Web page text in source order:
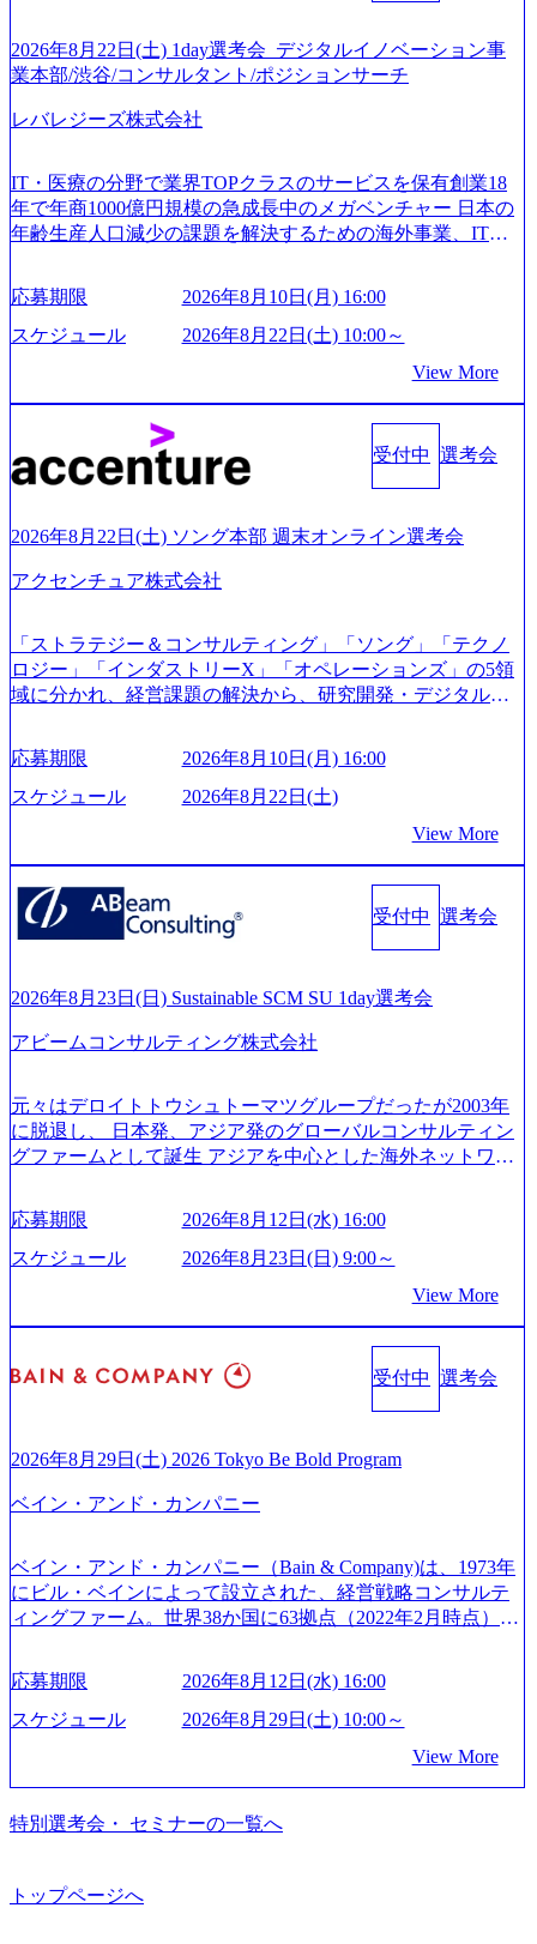
2026年8月22日(土) 1day選考会_デジタルイノベーション事
業本部/渋谷/コンサルタント/ポジションサーチ
レバレジーズ株式会社
IT・医療の分野で業界TOPクラスのサービスを保有創業18
年で年商1000億円規模の急成長中のメガベンチャー 日本の
年齢生産人口減少の課題を解決するための海外事業、IT事
以上の事業を展開する オールインハウスの組織体制をとっ
ており社内で新しい事業開発などの人員調達できる 独立資
本経営をとっており、事業創造の自由度が高い https://storag
s/20240925162633_7242d0de-3e54-4f03-b076-00318d5c0dff_120
0x644.webp レバレジーズ株式会社 会社説明資料 (https://spea
kerdeck.com/leverages/leverages-hui-she-shao-jie-zi-liao-zhong-tu-
cai-yong-xiang-ke) 「働く人」「事業・サービス」「カルチャ
ー」など、レバレジーズのリアルを取り上げています！ (htt
「外国人留学生等受入環境整備事業委託業務」を受託 (http
s://prtimes.jp/main/html/rd/p/000000612.000010591.html) レバレ
ジーズ、モチベーション管理システム「NALYSYS」リリー
m/@leveragesCh) レバレジーズで活躍するメンバー紹介！〜
管理職種編 〜 (https://www.youtube.com/watch?v=RETwZKac2
UI) レバレジーズで活躍するメンバー紹介！〜 営業職種編
来黒字を維持し、急成長中でありながら安定した事業を展
円を目指す日本にもなかなかないメガベンチャー。創業か
ら黒字経営。年間130%成長 https://storage.googleapis.com/our-
527843-d227-4df8-b86c-5587f843fdf6_1200x471.webp https://stor
age.googleapis.com/our-vision-production.appspot.com/public/imag
es/20251030164946_dc0888f6-0539-4887-84d7-34c8d8544226_1
200x666.webp 年間100億円規模の投資の元、10以上もの新規
能 社内転職が活発であり、多様なスキルを1社で身に着ける
ことが可能 事業開発・運用を内包かする「オールインハウ
ス」型の組織体。社内スカウトや社内公募制度を用いて主
165942_70f09968-1b27-43e6-b849-1cd107c4f488_1200x698.web
p ## 働き方／WLB／待遇 内装8億円超のかっこいいオフィ
スがあり、 働き甲斐のあるランキング、新卒注目ランキン
ため事業創造の自由度が高く、赤字事業でも投資して長期
的な成長を若手に任せられる環境 対面でのコミュニケーシ
ョンメリットを重視するため出社勤務。1日の労働時間平均
ア組織） 2026年8月22日(土) 10:00～最長16:00 2026年8月10
日(月) 16:00 ※応募者が定員を上回る場合は、厳正なる審査
の上参加者を決定させていただきます。ご了承ください。
● 当日の流れ 受付 → 会社説明会 → 面接(会社説明会終了
後、随時ご案内) ※全てリモートにて実施します。 ※参加
通常の選考フローと異なり、事前に適性検査をご受検いた
ションサーチになります。 ご経験やスキル、そして適性や
きます。 ※本求人はレバテック株式会社の雇用となりま
す。 ※案件によっては客先に出向いての作業も発生しま
す。 ＜ITコンサルタント＞ Webアプリケーション、SaaS系
模基幹システムにおける最上流のPoC(概念実証)支援から構
想策定、開発マネジメント支援までを一気通貫で担当して
います。 生成AIなどの最新技術とシステムを活用し、顧客
の業務革新と効率化の実現に貢献します。 ＜PL/PM＞ 顧客
の要望を深くヒアリングし、企画構想からアジャイル開発
による開発支援までを一気通貫で推進していただきます。
プロジェクト提案・推進の中核として、企画・要件定義か
流での現状分析、顧客ヒアリング、戦略策定、技術選定、
応募期限
2026年8月10日(月) 16:00
スケジュール
2026年8月22日(土) 10:00～
View More
受付中 選考会
2026年8月22日(土) ソング本部 週末オンライン選考会
アクセンチュア株式会社
「ストラテジー＆コンサルティング」「ソング」「テクノ
ロジー」「インダストリーX」「オペレーションズ」の5領
域に分かれ、経営課題の解決から、研究開発・デジタル・
グ領域からその実行的側面であるITサービスの提供まで一
貫して支援する総合系・IT系ファームである あらゆる産業
において非常に良質な顧客基盤を築いており、Fortune Globa
手掛けたプロジェクトは「ファーストリテイリングにおけ
るグローバル化」「資生堂グループのDX化支援」「ヴィヴ
ィアン・ウエストウッドの製品開発」など多岐にわたる コ
ンサルティング活動のみならず、2021年にはKDDIと合弁会
社「ARISE analytics」を設立し、人工知能とデータアナリテ
ジタル人材育成の支援も盛んに行う 採用資料 (https://www.ac
2/Accenture-Recruiting-Brochure.pdf#zoom=50) 女性の活躍につ
rs/corporate/document/women-brochure.pdf#zoom=50) 社員発信
のキャリアブログ (https://www.accenture.com/jp-ja/blogs/japan-
careers-blog) 江川社長が語る「105点経営」 (https://business.ni
kkei.com/atcl/gen/19/00604/021600008/) 規模拡大で成功する理
6218) 大手広告代理店出身者などマーケティングのトップ人
材が集結するワケ (https://markezine.jp/article/detail/45446) エン
ジニアからコンサルタントへ。会社に入って、何が変わっ
た？ (https://www.businessinsider.jp/post-288838) プラダ：ラグ
nture.com/jp-ja/case-studies/song/prada-luxury-product-customizati
on) 大正製薬：ITカーブアウト支援 (https://www.accenture.co
m/jp-ja/case-studies/consulting/taisho-pharmaceutical)（ストラテ
ジー & コンサルティング） ソフトバンク：初のオンライン
s://www.accenture.com/jp-ja/case-studies/communications-media/so
する「保安ネット」を構築。省庁DXの先進事例を実現 (http
ry-safety-network)（公共サービス） カルビー：SAP HANAの
導入で基幹システムを刷新 (https://www.accenture.com/jp-ja/ca
se-studies/consumer-goods-services/calbee)（消費財・サービ
る 日本では2.3万人以上の従業員を擁しており(会計系BIG4
を上回る規模感)、営業利益率も約15％と驚異的な数字とな
を遂げていることから、今後も高い成長が見込まれる 多く
の技術者を抱えており、アビームコンサルティングに続い
て日本国内2番目にSAP認定コンサルタント制度の有資格者
数が多く、特にIT領域に強みを持つ グローバルのポジショ
ーケットプレイス」が存在し、本ツールを活用で上司の引
応募期限
2026年8月10日(月) 16:00
スケジュール
2026年8月22日(土)
View More
受付中 選考会
2026年8月23日(日) Sustainable SCM SU 1day選考会
アビームコンサルティング株式会社
元々はデロイトトウシュトーマツグループだったが2003年
に脱退し、 日本発、アジア発のグローバルコンサルティン
グファームとして誕生 アジアを中心とした海外ネットワー
供している日系最大級の総合コンサルティングファーム
『Build Beyond As One ®.』をブランドメッセージに掲げ、
企業や組織の変革を通じて社会や産業の課題を解決し、未
確実な実現と社会的価値及び経済的価値の追求にも貢献 NE
Cとの戦略的資本提携も実現して、現在はNECのグループ会
シングなどの専門知識と、豊富な経験を持つ約6,000名を超
えるプロフェッショナルを有する 金融、製造、流通、エネ
トとしている SAP領域においては日本市場No.1を誇り、全
定コンサルタント資格を取得している また、日本国内企業
資格も保有、さまざまな業界・業種でのプロジェクト実績
と蓄積されたノウハウを基に独自の方法論やテンプレート
を開発し、それらを活用してお客様に最適なSAPコンサル
ティングサービスを提供する https://storage.googleapis.com/our
96dc8f2-7d54-42b9-a7ae-8c532c52d3d8_1200x678.webp アビー
ムコンサルティング会社資料 (https://www.abeam.com/content/
dam/abeam/jp/ja/about/company/ABeamConsultingCompanyProfil
e_jpn_4.pdf) 『SAP AWARD OF EXCELLENCE 2024』にお
ルティング、社員の健康改善を支援 食事・睡眠など可視
w.businessinsider.jp/post-283587) アサヒグループホールディン
応募期限
2026年8月12日(水) 16:00
スケジュール
2026年8月23日(日) 9:00～
View More
受付中 選考会
2026年8月29日(土) 2026 Tokyo Be Bold Program
ベイン・アンド・カンパニー
ベイン・アンド・カンパニー（Bain & Company)は、1973年
にビル・ベインによって設立された、経営戦略コンサルテ
ィングファーム。世界38か国に63拠点（2022年2月時点）、
アントにお届けするのは単なるレポートではなく、『結
果』である。」この原則のもと、ベインは1973年に創業さ
れた。クライアントが不確かな未来の中、競争に勝てるよ
に、提言を具体的な行動に落とし込んでいる。 徹底した
「結果主義」を標榜。クライアントのフルポテンシャル実
現を目標に、具体的に目に見える成果を出すことを信条と
（真北）という言葉がよくつかわれる。針が少し東に傾い
応募期限
2026年8月12日(水) 16:00
スケジュール
2026年8月29日(土) 10:00～
View More
特別選考会・ セミナーの一覧へ
トップページへ